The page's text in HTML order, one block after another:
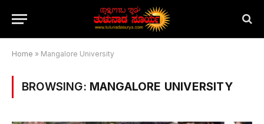
Home » Mangalore University
BROWSING: MANGALORE UNIVERSITY